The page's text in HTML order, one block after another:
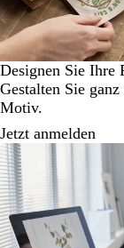
Designen Sie Ihre
Gestalten Sie
Motiv.
Jetzt anmelden